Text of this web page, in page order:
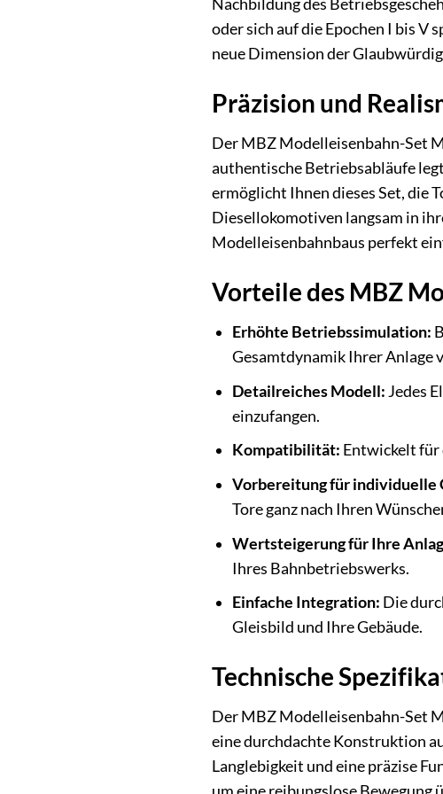
Nachbildung des
oder sich auf die Epochen I bis
neue Dimension der
Präzision und
Der MBZ Modelleisenbahn-Set
authentische Betriebsabläufe
ermöglicht Ihnen dieses Set, die
Diesellokomotiven langsam in
Modelleisenbahnbaus perfekt
Vorteile des MBZ
Erhöhte Betriebssimulation:
Gesamtdynamik Ihrer Anlage
Detailreiches Modell: Jedes
einzufangen.
Kompatibilität: Entwickelt für
Vorbereitung für individuelle
Tore ganz nach Ihren
Wertsteigerung für Ihre
Ihres Bahnbetriebswerks.
Einfache Integration: Die
Gleisbild und Ihre Gebäude.
Technische
Der MBZ Modelleisenbahn-Set
eine durchdachte Konstruktion
Langlebigkeit und eine präzise